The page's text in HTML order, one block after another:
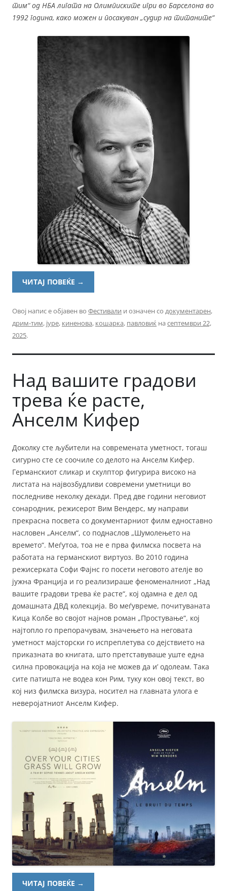
тим“ од НБА лигата на Олимписките игри во Барселона во
1992 година, како можен и посакуван „судир на титаните“
ЧИТАЈ ПОВЕЌЕ →
Овој напис е објавен во Фестивали и означен со документарен,
дрим-тим, јуре, киненова, кошарка, павловиќ на септември 22,
2025.
Над вашите градови
трева ќе расте,
Анселм Кифер
Доколку сте љубители на современата уметност, тогаш
сигурно сте се соочиле со делото на Анселм Кифер.
Германскиот сликар и скулптор фигурира високо на
листата на највозбудливи современи уметници во
последниве неколку декади. Пред две години неговиот
сонародник, режисерот Вим Вендерс, му направи
прекрасна посвета со документарниот филм едноставно
насловен „Анселм“, со поднаслов „Шумолењето на
времето“. Меѓутоа, тоа не е прва филмска посвета на
работата на германскиот виртуоз. Во 2010 година
режисерката Софи Фајнс го посети неговото ателје во
јужна Франција и го реализираше феноменалниот „Над
вашите градови трева ќе расте“, кој одамна е дел од
домашната ДВД колекција. Во меѓувреме, почитуваната
Кица Колбе во својот најнов роман „Простување“, кој
најтопло го препорачувам, значењето на неговата
уметност мајсторски го испреплетува со дејствието на
приказната во книгата, што претставуваше уште една
силна провокација на која не можев да и’ одолеам. Така
сите патишта не водеа кон Рим, туку кон овој текст, во
кој низ филмскa визура, носител на главната улога е
неверојатниот Анселм Кифер.
ЧИТАЈ ПОВЕЌЕ →